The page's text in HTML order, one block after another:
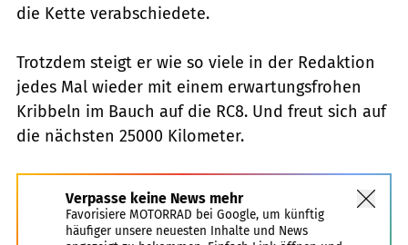
die Kette verabschiedete.
Trotzdem steigt er wie so viele in der Redaktion
jedes Mal wieder mit einem erwartungsfrohen
Kribbeln im Bauch auf die RC8. Und freut sich auf
die nächsten 25000 Kilometer.
Verpasse keine News mehr
Favorisiere MOTORRAD bei Google, um künftig
häufiger unsere neuesten Inhalte und News